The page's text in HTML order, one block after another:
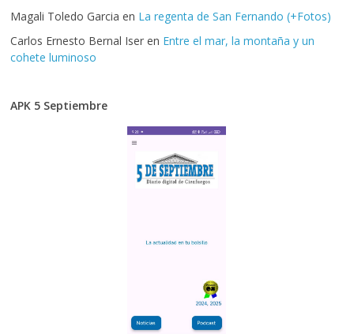
Magali Toledo Garcia en La regenta de San Fernando (+Fotos)
Carlos Ernesto Bernal Iser en Entre el mar, la montaña y un
cohete luminoso
APK 5 Septiembre